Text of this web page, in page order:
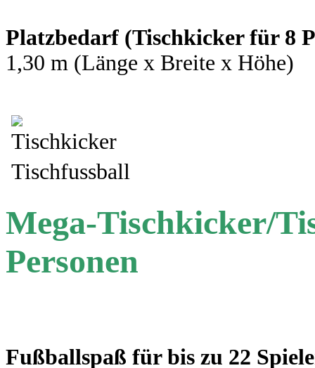
Platzbedarf (Tischkicker für 8
1,30 m (Länge x Breite x Höhe)
Mega-Tischkicker/
Personen
Fußballspaß für bis zu 22